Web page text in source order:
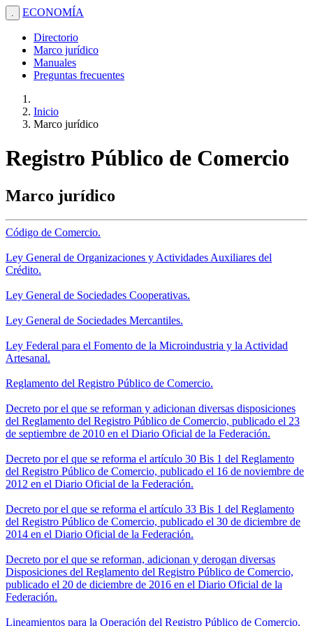
. ECONOMÍA
Directorio
Marco jurídico
Manuales
Preguntas frecuentes
Inicio
Marco jurídico
Registro Público de Comercio
Marco jurídico
Código de Comercio.
Ley General de Organizaciones y Actividades Auxiliares del
Crédito.
Ley General de Sociedades Cooperativas.
Ley General de Sociedades Mercantiles.
Ley Federal para el Fomento de la Microindustria y la Actividad
Artesanal.
Reglamento del Registro Público de Comercio.
Decreto por el que se reforman y adicionan diversas disposiciones
del Reglamento del Registro Público de Comercio, publicado el 23
de septiembre de 2010 en el Diario Oficial de la Federación.
Decreto por el que se reforma el artículo 30 Bis 1 del Reglamento
del Registro Público de Comercio, publicado el 16 de noviembre de
2012 en el Diario Oficial de la Federación.
Decreto por el que se reforma el artículo 33 Bis 1 del Reglamento
del Registro Público de Comercio, publicado el 30 de diciembre de
2014 en el Diario Oficial de la Federación.
Decreto por el que se reforman, adicionan y derogan diversas
Disposiciones del Reglamento del Registro Público de Comercio,
publicado el 20 de diciembre de 2016 en el Diario Oficial de la
Federación.
Lineamientos para la Operación del Registro Público de Comercio.